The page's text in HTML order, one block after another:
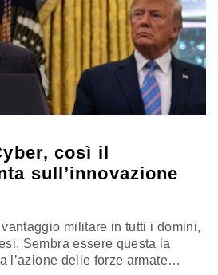
così il
sull’innovazione
militare in tutti i domini,
Sembra essere questa la
l’azione delle forze armate